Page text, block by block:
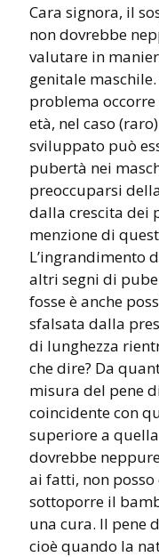
Cara signora, il sospetto di micropene in un bimbo di 10 anni
non dovrebbe
valutare in
genitale
problema occorre
età, nel caso
sviluppato può
pubertà nei
preoccuparsi
dalla crescita dei
menzione di
L’ingrandimento
altri segni di
fosse è anche
sfalsata dalla
di lunghezza
che dire? Da
misura del pene
coincidente con
superiore a
dovrebbe
ai fatti, non
sottoporre il
una cura. Il pene
cioè quando la